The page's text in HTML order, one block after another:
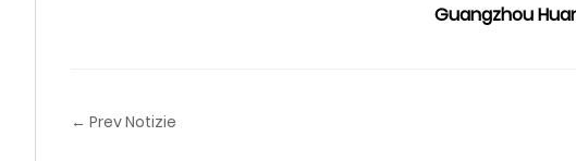
Guangzhou
← Prev Notizie